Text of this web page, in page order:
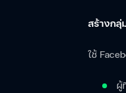
สร้างกลุ่
ใช้
ผู้